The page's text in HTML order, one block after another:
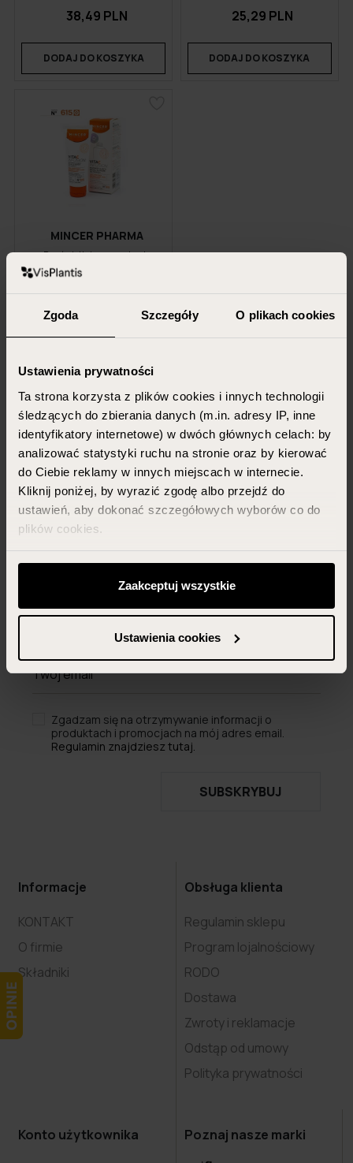
Zgoda Szczegóły O plikach cookies
Ustawienia prywatności
Ta strona korzysta z plików cookies i innych technologii
śledzących do zbierania danych (m.in. adresy IP, inne
identyfikatory internetowe) w dwóch głównych celach: by
analizować statystyki ruchu na stronie oraz by kierować
do Ciebie reklamy w innych miejscach w internecie.
Kliknij poniżej, by wyrazić zgodę albo przejdź do
ustawień, aby dokonać szczegółowych wyborów co do
plików cookies.
Możesz zawsze zarządzać swoimi zgodami (w tym
odwołać te, których udzieliłeś wcześniej) klikając w
przycisk „Ustawienia cookies” widoczny na samym dole
Więcej informacji znajdziesz w zakładce „Szczegóły”
oraz w naszej
Zaakceptuj wszystkie
Ustawienia cookies
38,49 PLN
DODAJ DO KOSZYKA
25,29 PLN
DODAJ DO KOSZYKA
MINCER PHARMA
Rozświetlająca maska do
twarzy w kremie, Vita C Infusion
DODAJ DO KOSZYKA
Newsletter
Zapisz się, potwierdź
subskrypcję izyskaj 15% zniżki
z kodem na pierwsze zakupy
(dotyczy produktów w cenach
regularnych)
Zgadzam się na otrzymywanie informacji o
produktach i promocjach na mój adres email.
Regulamin znajdziesz tutaj.
SUBSKRYBUJ
Informacje
KONTAKT
O firmie
Składniki
Obsługa klienta
Regulamin sklepu
Program lojalnościowy
RODO
Dostawa
Zwroty i reklamacje
Odstąp od umowy
Polityka prywatności
Konto użytkownika
Poznaj nasze marki